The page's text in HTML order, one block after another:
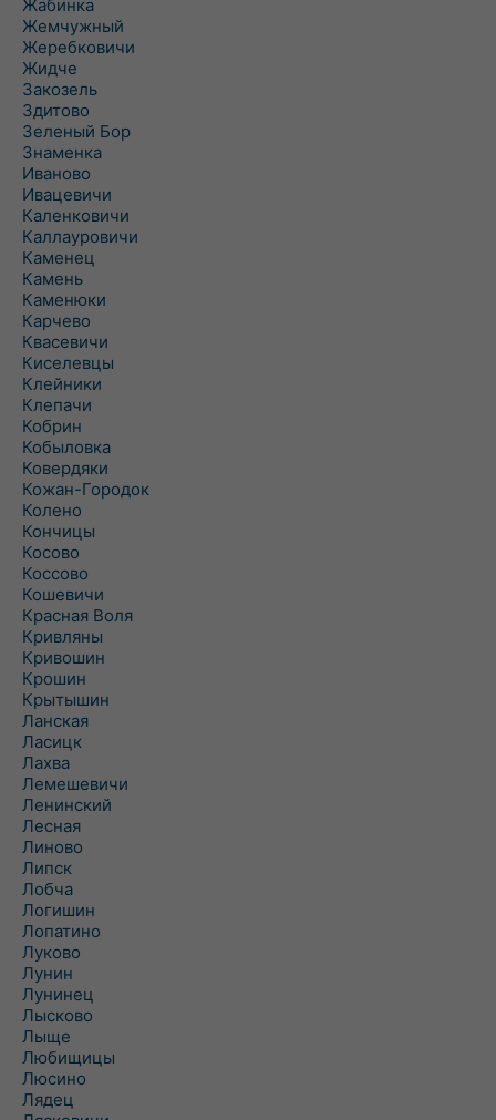
Жабинка
Жемчужный
Жеребковичи
Жидче
Закозель
Здитово
Зеленый Бор
Знаменка
Иваново
Ивацевичи
Каленковичи
Каллауровичи
Каменец
Камень
Каменюки
Карчево
Квасевичи
Киселевцы
Клейники
Клепачи
Кобрин
Кобыловка
Ковердяки
Кожан-Городок
Колено
Кончицы
Косово
Коссово
Кошевичи
Красная Воля
Кривляны
Кривошин
Крошин
Крытышин
Ланская
Ласицк
Лахва
Лемешевичи
Ленинский
Лесная
Линово
Липск
Лобча
Логишин
Лопатино
Луково
Лунин
Лунинец
Лысково
Лыще
Любищицы
Люсино
Лядец